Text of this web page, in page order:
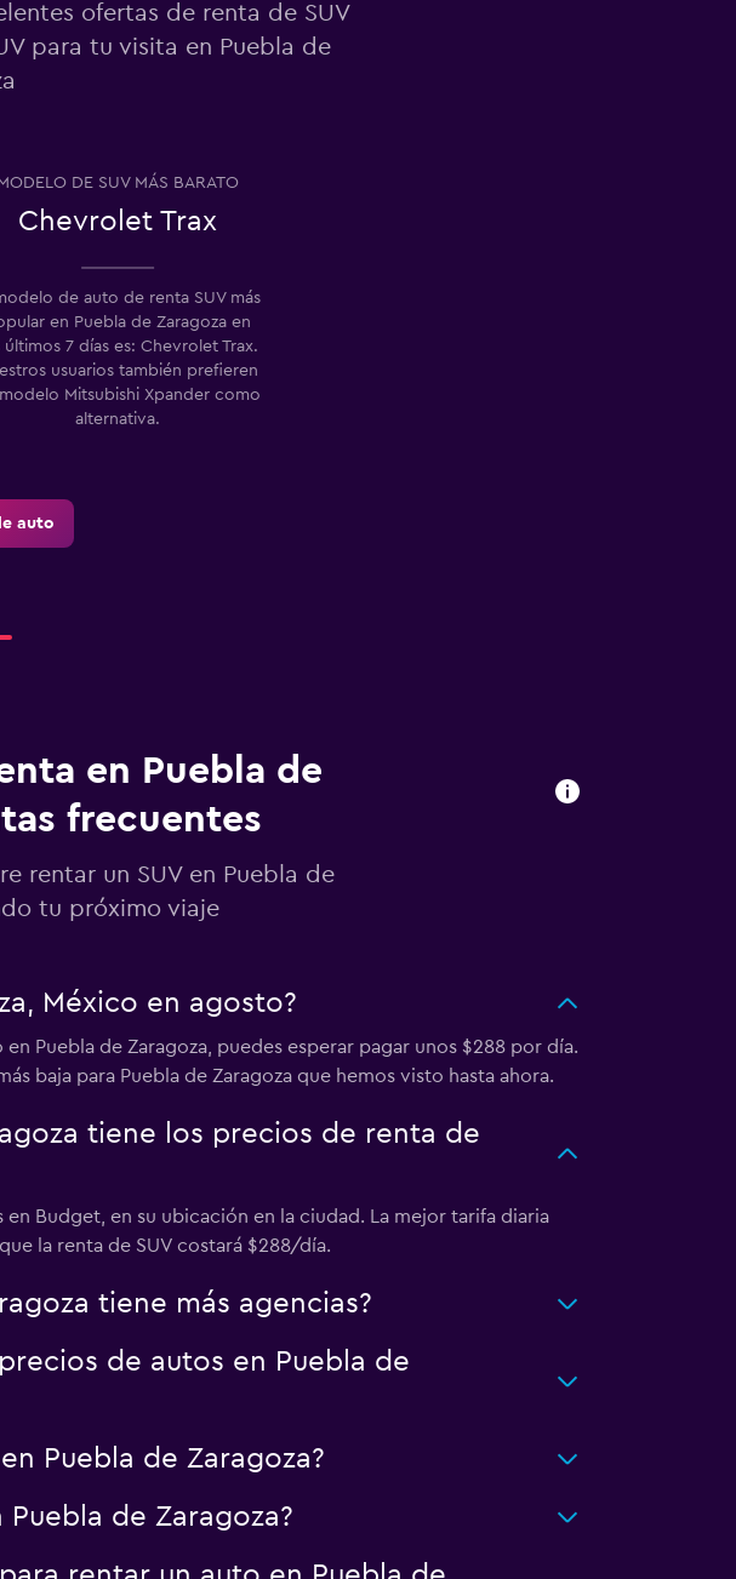
ofertas de renta de SUV
para tu visita en Puebla de
DE SUV MÁS BARATO
Chevrolet Trax
de auto de renta SUV más
en Puebla de Zaragoza en
últimos 7 días es: Chevrolet Trax.
usuarios también prefieren
Mitsubishi Xpander como
alternativa.
auto
en Puebla de
frecuentes
rentar un SUV en Puebla de
tu próximo viaje
México en agosto?
Puebla de Zaragoza, puedes esperar pagar unos $288 por día.
baja para Puebla de Zaragoza que hemos visto hasta ahora.
tiene los precios de renta de
en Budget, en su ubicación en la ciudad. La mejor tarifa diaria
la renta de SUV costará $288/día.
tiene más agencias?
de autos en Puebla de
Puebla de Zaragoza?
de Zaragoza?